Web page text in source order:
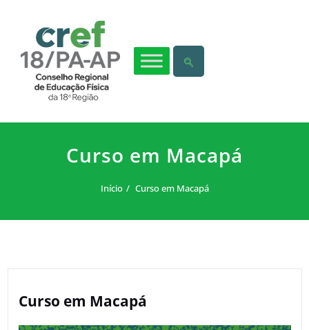
Curso em Macapá
Início Curso em Macapá
Curso em Macapá